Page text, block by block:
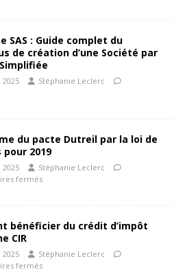
SAS : Guide complet du
de création d’une Société par
2025
Stéphanie Leclerc
du pacte Dutreil par la loi de
2019
2025
Stéphanie Leclerc
fermés
bénéficier du crédit d’impôt
CIR
2025
Stéphanie Leclerc
fermés